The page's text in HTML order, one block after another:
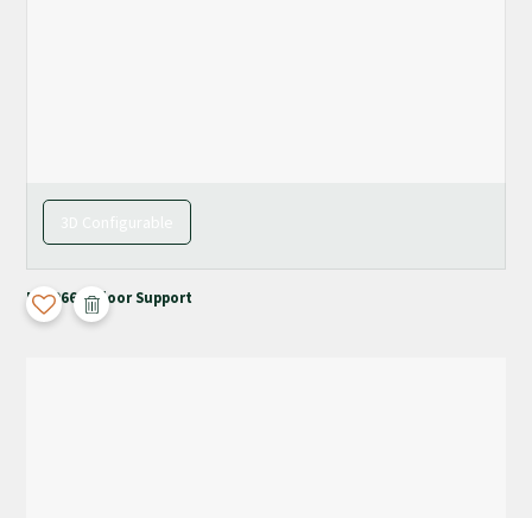
M-4066 + Floor Support